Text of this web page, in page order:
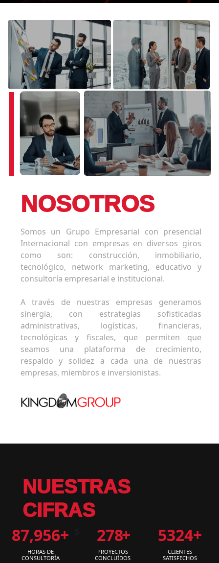
NOSOTROS
Somos un Grupo Empresarial con presencial
Internacional con empresas en diversos giros
como son: construcción, inmobiliario,
tecnológico, network marketing, educativo y
consultoría empresarial e institucional.
A través de nuestras empresas generamos
sinergia, con estrategias sofisticadas
administrativas, logísticas, financieras,
tecnológicas y fiscales, que permiten que
seamos una plataforma de crecimiento,
respaldo y solidez a cada una de nuestras
empresas, miembros e inversionistas.
NUESTRAS
CIFRAS
87,956+
HORAS DE
CONSULTORÍA
278+
PROYECTOS
CONCLUÍDOS
5324+
CLIENTES
SATISFECHOS